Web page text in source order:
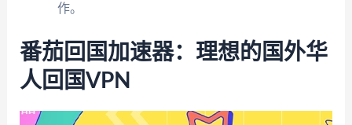
作。
番茄回国加速器：理想的国外华
人回国VPN